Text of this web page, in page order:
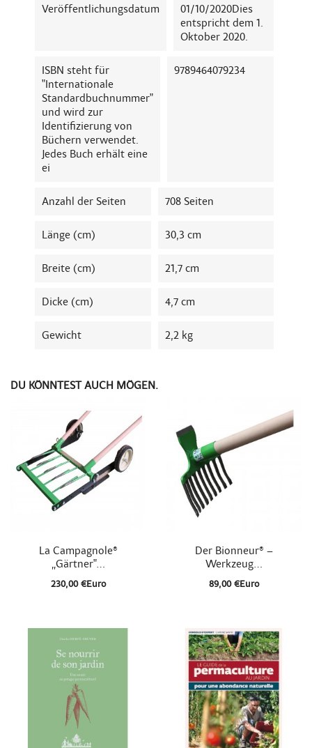
Veröffentlichungsdatum
01/10/2020Dies
entspricht dem 1.
Oktober 2020.
ISBN steht für
"Internationale
Standardbuchnummer"
und wird zur
Identifizierung von
Büchern verwendet.
Jedes Buch erhält eine
ei
9789464079234
Anzahl der Seiten 708 Seiten
Länge (cm) 30,3 cm
Breite (cm) 21,7 cm
Dicke (cm) 4,7 cm
Gewicht 2,2 kg
DU KÖNNTEST AUCH MÖGEN.
 Schnellansicht
La Campagnole®
„Gärtner"...
230,00 €Euro
Schnellansicht
Der Bionneur® –
Werkzeug...
89,00 €Euro